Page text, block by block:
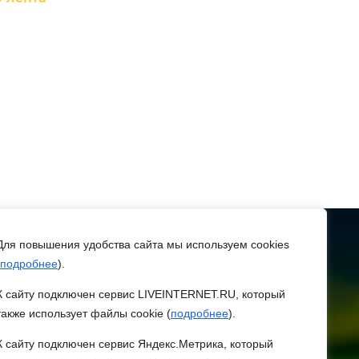
повышения удобства сайта мы используем cookies
подробнее).
сайту подключен сервис LIVEINTERNET.RU, который
использует файлы cookie (подробнее).
сайту подключен сервис Яндекс.Метрика, который
16
пожаров и 30
августа 2026 10:35
8 (86370) 22-7-43